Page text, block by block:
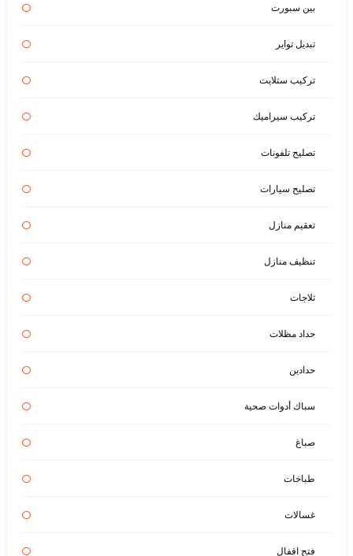
بين سبورت
تبديل تواير
تركيب ستلايت
تركيب سيراميك
تصليح تلفونات
تصليح سيارات
تعقيم منازل
تنظيف منازل
ثلاجات
حداد مظلات
حدادين
سباك أدوات صحية
صباغ
طباخات
غسالات
فتح اقفال